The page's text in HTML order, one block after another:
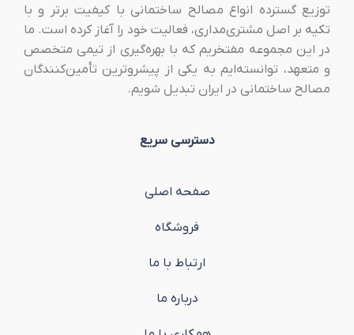
توزیع گسترده انواع مصالح ساختمانی با کیفیت برتر و با
تکیه بر اصل مشتری‌مداری، فعالیت خود را آغاز کرده است. ما
در این مجموعه مفتخریم که با بهره‌گیری از تیمی متخصص
و متعهد، توانسته‌ایم به یکی از پیشروترین تأمین‌کنندگان
مصالح ساختمانی در ایران تبدیل شویم.
دسترسی سریع
صفحه اصلی
فروشگاه
ارتباط با ما
درباره ما